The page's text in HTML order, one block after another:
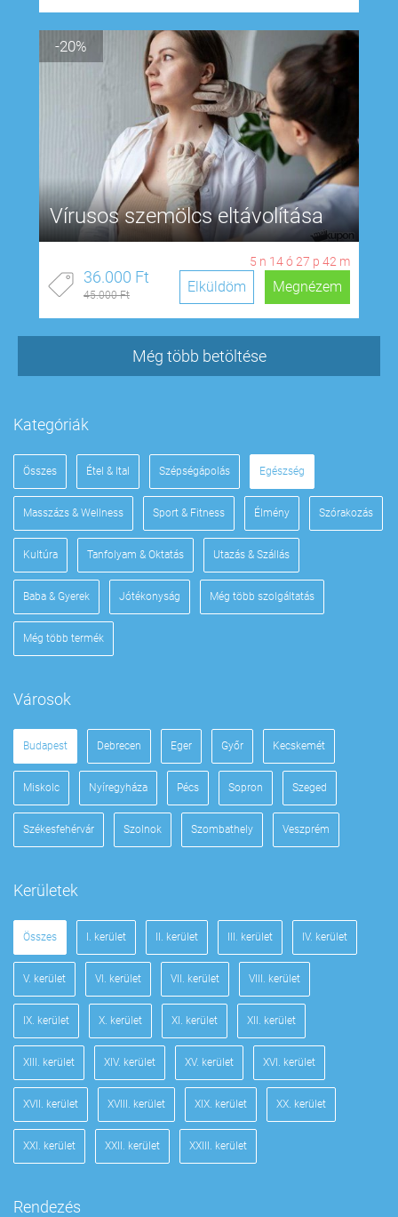
-20%
Vírusos szemölcs eltávolítása
5 n 14ó 27 p 41 m
36.000 Ft
45.000 Ft Megnézem
Elküldöm
Még több betöltése
Kategóriák
Összes Étel & Ital Szépségápolás Egészség
Masszázs & Wellness Sport & Fitness Élmény Szórakozás
Kultúra Tanfolyam & Oktatás Utazás & Szállás
Baba & Gyerek Jótékonyság Még több szolgáltatás
Még több termék
Városok
Budapest Debrecen Eger Győr Kecskemét
Miskolc Nyíregyháza Pécs Sopron Szeged
Székesfehérvár Szolnok Szombathely Veszprém
Kerületek
Összes I. kerület II. kerület III. kerület IV. kerület
V. kerület VI. kerület VII. kerület VIII. kerület
IX. kerület X. kerület XI. kerület XII. kerület
XIII. kerület XIV. kerület XV. kerület XVI. kerület
XVII. kerület XVIII. kerület XIX. kerület XX. kerület
XXI. kerület XXII. kerület XXIII. kerület
Rendezés